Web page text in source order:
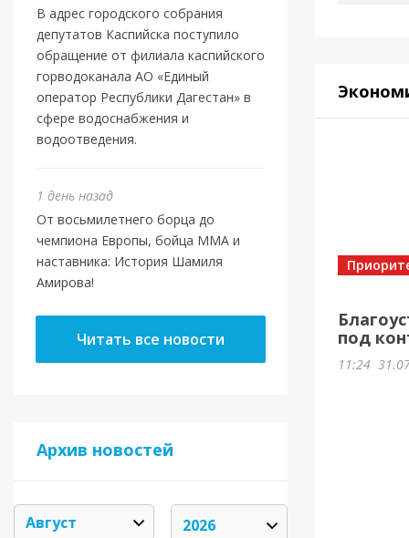
В адрес городского собрания
депутатов Каспийска поступило
обращение от филиала каспийского
горводоканала АО «Единый
оператор Республики Дагестан» в
сфере водоснабжения и
водоотведения.
1 день назад
От восьмилетнего борца до
чемпиона Европы, бойца ММА и
наставника: История Шамиля
Амирова!
Читать все новости
Архив новостей
под
11:24